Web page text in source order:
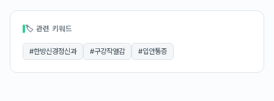
🏷 관련 키워드
#한방신경정신과 #구강작열감 #입안통증